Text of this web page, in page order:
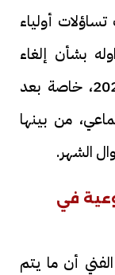
أولياء
بشأن إلغاء
التقييمات الأسبوعية خلال رمضان 2026، خاصة بعد
من بينها
الشهر.
في
الفني أن ما يتم